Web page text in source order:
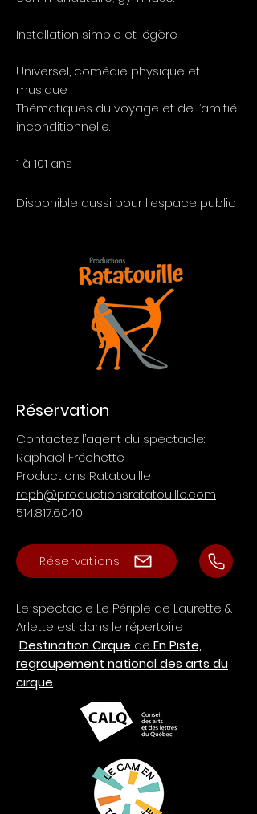
Installation simple et légère
Universel, comédie physique et
musique
Thématiques du voyage et de l’amitié
inconditionnelle.
1 à 101 ans
Disponible aussi pour l'espace public
Réservation
Contactez l’agent du spectacle:
Raphaël Fréchette
Productions Ratatouille
raph@productionsratatouille.com
514.817.6040
Réservations
Le spectacle Le Périple de Laurette &
Arlette est dans le répertoire
Destination Cirque de En Piste,
regroupement national des arts du
cirque